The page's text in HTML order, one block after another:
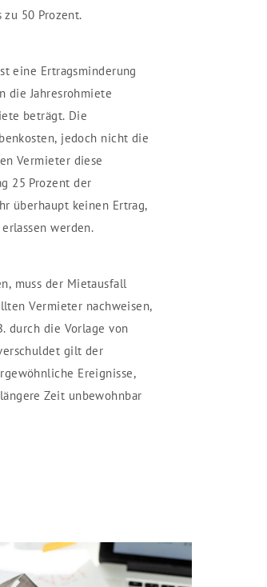
zu 50 Prozent.
eine Ertragsminderung
die Jahresrohmiete
beträgt. Die
jedoch nicht die
Vermieter diese
25 Prozent der
überhaupt keinen Ertrag,
werden.
muss der Mietausfall
Vermieter nachweisen,
durch die Vorlage von
gilt der
Ereignisse,
Zeit unbewohnbar